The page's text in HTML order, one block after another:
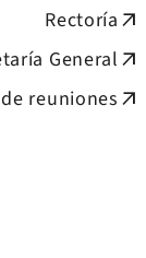
Rectoría arrow_outward
General arrow_outward
reuniones arrow_outward